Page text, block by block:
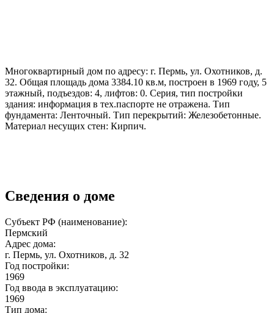
Многоквартирный дом по адресу: г. Пермь, ул. Охотников, д.
32. Общая площадь дома 3384.10 кв.м, построен в 1969 году, 5
этажный, подъездов: 4, лифтов: 0. Серия, тип постройки
здания: информация в тех.паспорте не отражена. Тип
фундамента: Ленточный. Тип перекрытий: Железобетонные.
Материал несущих стен: Кирпич.
Сведения о доме
Субъект РФ (наименование):
Пермский
Адрес дома:
г. Пермь, ул. Охотников, д. 32
Год постройки:
1969
Год ввода в эксплуатацию:
1969
Тип дома: